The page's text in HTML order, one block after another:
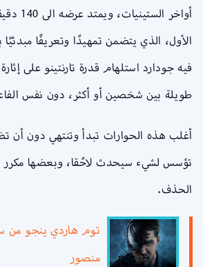
أواخر
الأول، الذي يتضمن تمهيدًا وتعريفًا
فيه جودارد استلهام قدرة تارنتينو على
طويلة بين شخصين أو أكثر، دون نفس
أغلب هذه الحوارات تبدأ وتنتهي دون أن
تؤسس لشيء سيحدث لاحًقا، وبعضها مكرر
الحذف.
منصور